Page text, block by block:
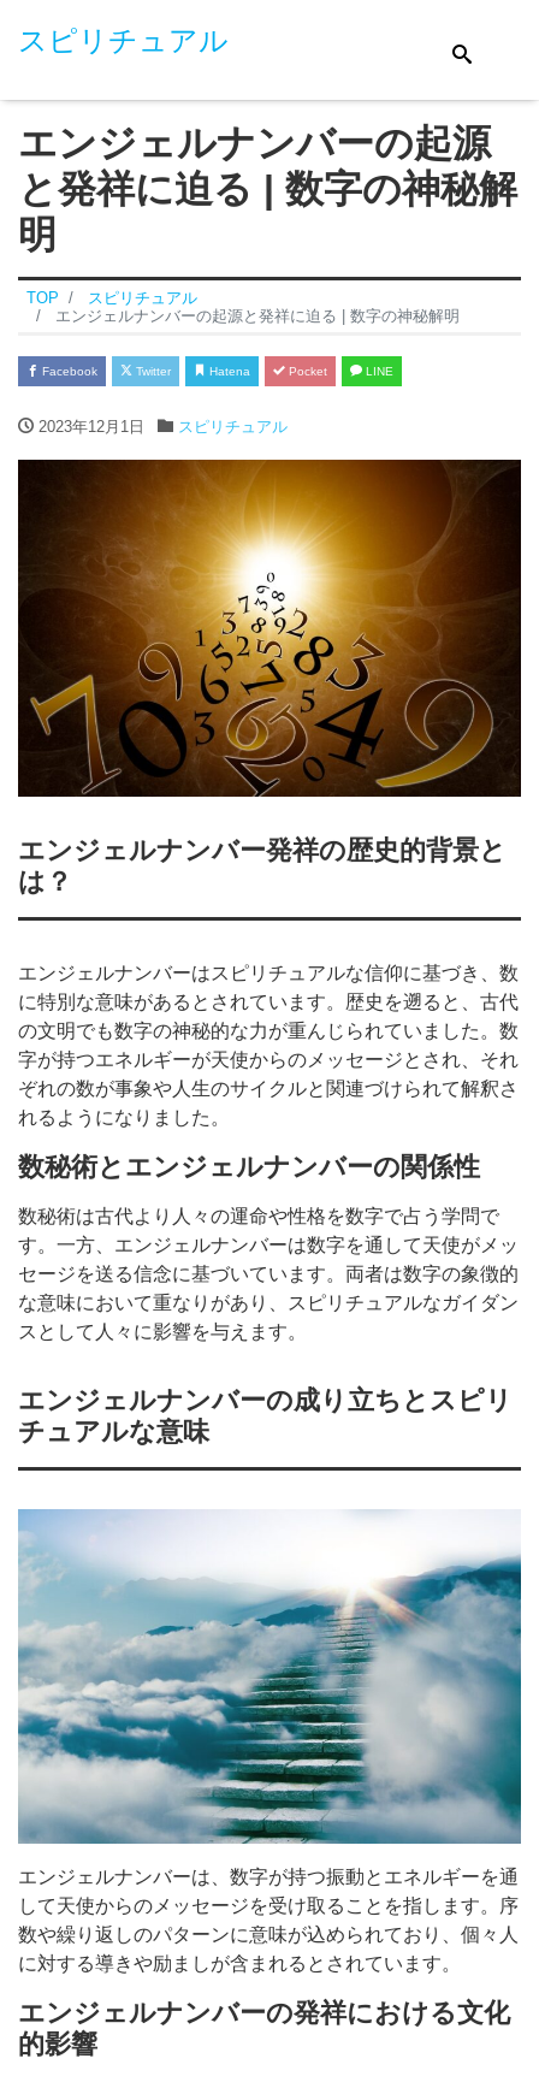
スピリチュアル
エンジェルナンバーの起源
と発祥に迫る | 数字の神秘解
明
TOP
スピリチュアル
エンジェルナンバーの起源と発祥に迫る | 数字の神秘解明
Facebook Twitter Hatena Pocket LINE
2023年12月1日 スピリチュアル
エンジェルナンバー発祥の歴史的背景と
は？
エンジェルナンバーはスピリチュアルな信仰に基づき、数
に特別な意味があるとされています。歴史を遡ると、古代
の文明でも数字の神秘的な力が重んじられていました。数
字が持つエネルギーが天使からのメッセージとされ、それ
ぞれの数が事象や人生のサイクルと関連づけられて解釈さ
れるようになりました。
数秘術とエンジェルナンバーの関係性
数秘術は古代より人々の運命や性格を数字で占う学問で
す。一方、エンジェルナンバーは数字を通して天使がメッ
セージを送る信念に基づいています。両者は数字の象徴的
な意味において重なりがあり、スピリチュアルなガイダン
スとして人々に影響を与えます。
エンジェルナンバーの成り立ちとスピリ
チュアルな意味
エンジェルナンバーは、数字が持つ振動とエネルギーを通
して天使からのメッセージを受け取ることを指します。序
数や繰り返しのパターンに意味が込められており、個々人
に対する導きや励ましが含まれるとされています。
エンジェルナンバーの発祥における文化
的影響